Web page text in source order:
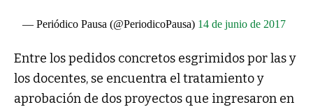
— Periódico Pausa (@PeriodicoPausa) 14 de junio de 2017
Entre los pedidos concretos esgrimidos por las y
los docentes, se encuentra el tratamiento y
aprobación de dos proyectos que ingresaron en